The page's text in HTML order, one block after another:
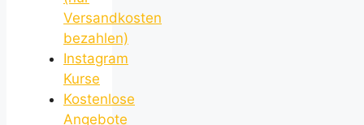
Versandkosten
bezahlen)
Instagram
Kurse
Kostenlose
Angebote